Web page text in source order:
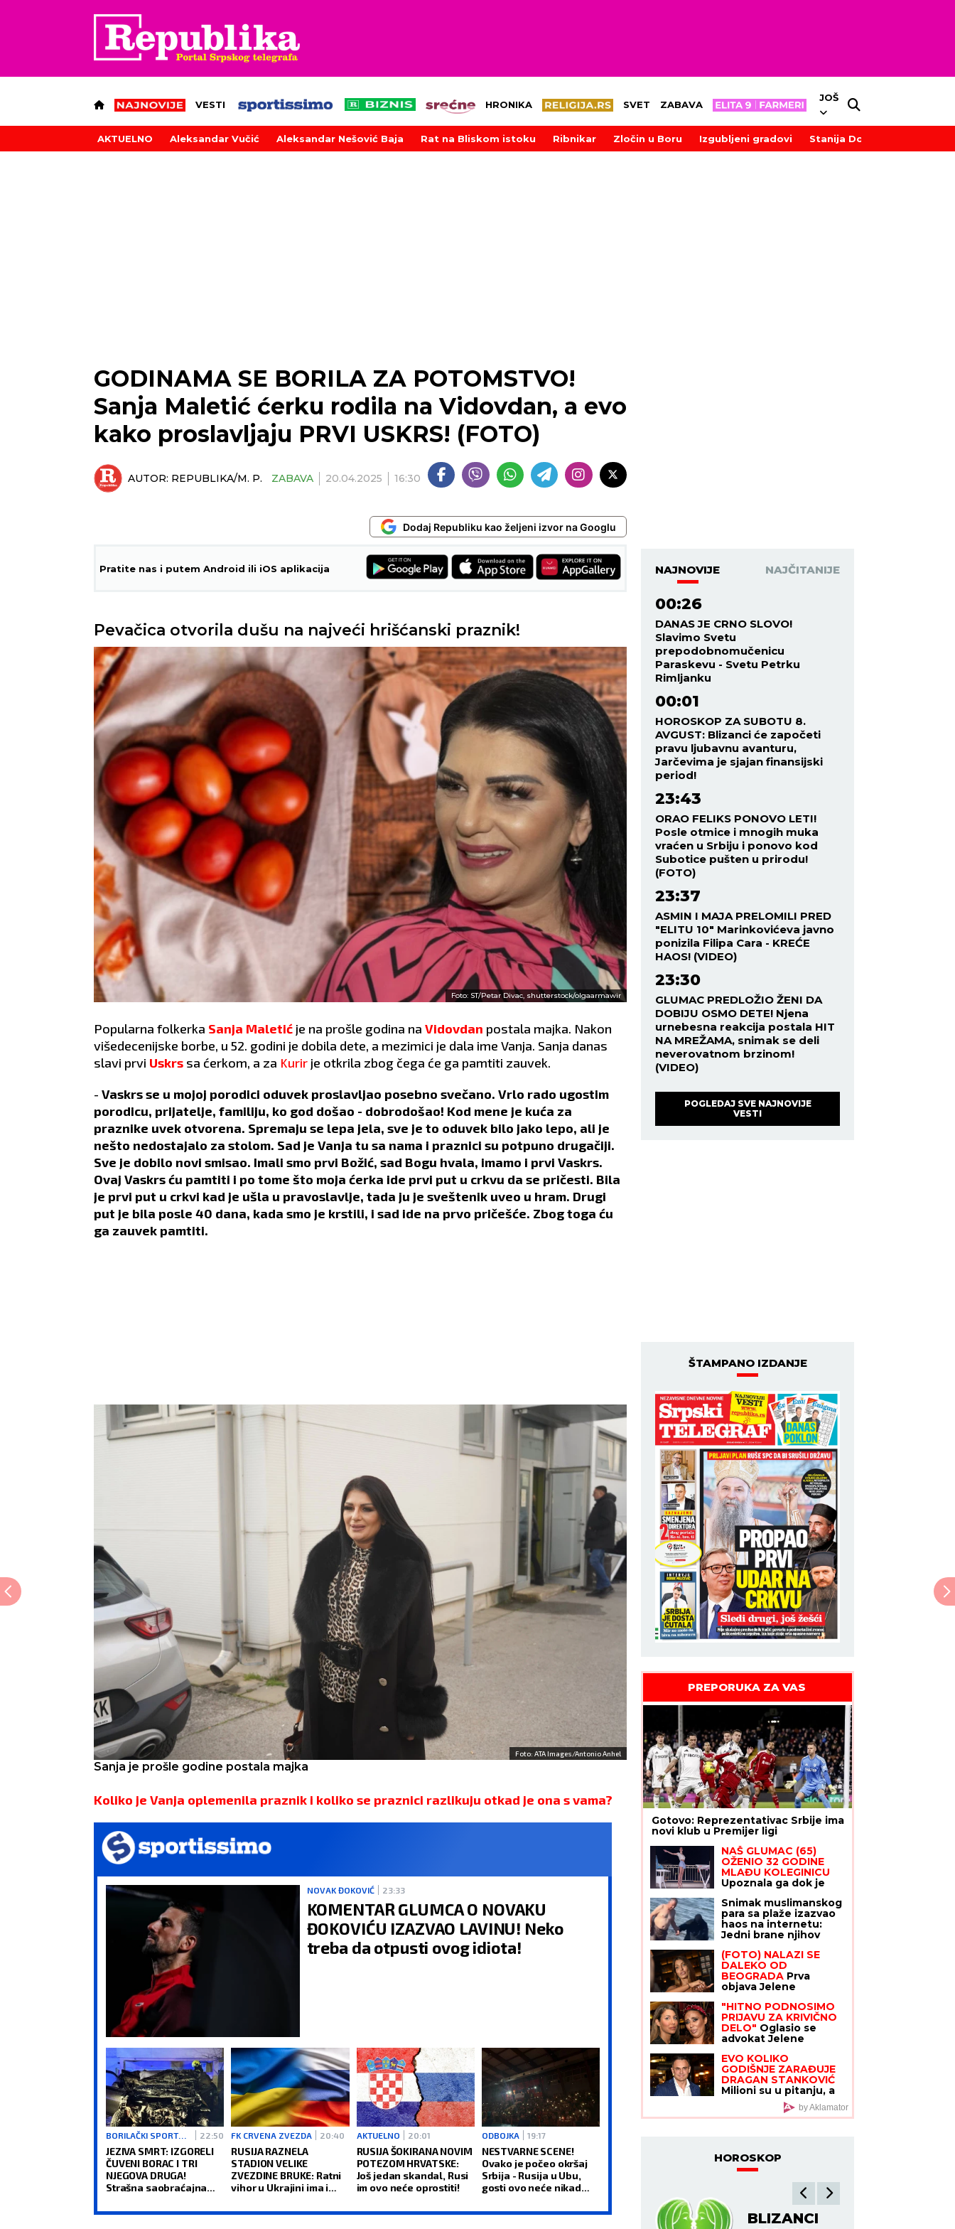
VESTI HRONIKA SVET ZABAVA
JOŠ
AKTUELNO Aleksandar Vučić Aleksandar Nešović Baja Rat na Bliskom istoku Ribnikar Zločin u Boru Izgubljeni gradovi Stanija Dobrojević
GODINAMA SE BORILA ZA POTOMSTVO!
Sanja Maletić ćerku rodila na Vidovdan, a evo
kako proslavljaju PRVI USKRS! (FOTO)
AUTOR: REPUBLIKA/M. P. ZABAVA 20.04.2025 16:30
Dodaj Republiku kao željeni izvor na Googlu
Pratite nas i putem Android ili iOS aplikacija
Pevačica otvorila dušu na najveći hrišćanski praznik!
Foto: ST/Petar Divac, shutterstock/olgaarmawir
Popularna folkerka Sanja Maletić je na prošle godina na Vidovdan postala majka. Nakon
višedecenijske borbe, u 52. godini je dobila dete, a mezimici je dala ime Vanja. Sanja danas
slavi prvi Uskrs sa ćerkom, a za Kurir je otkrila zbog čega će ga pamtiti zauvek.
- Vaskrs se u mojoj porodici oduvek proslavljao posebno svečano. Vrlo rado ugostim
porodicu, prijatelje, familiju, ko god došao - dobrodošao! Kod mene je kuća za
praznike uvek otvorena. Spremaju se lepa jela, sve je to oduvek bilo jako lepo, ali je
nešto nedostajalo za stolom. Sad je Vanja tu sa nama i praznici su potpuno drugačiji.
Sve je dobilo novi smisao. Imali smo prvi Božić, sad Bogu hvala, imamo i prvi Vaskrs.
Ovaj Vaskrs ću pamtiti i po tome što moja ćerka ide prvi put u crkvu da se pričesti. Bila
je prvi put u crkvi kad je ušla u pravoslavlje, tada ju je sveštenik uveo u hram. Drugi
put je bila posle 40 dana, kada smo je krstili, i sad ide na prvo pričešće. Zbog toga ću
ga zauvek pamtiti.
Foto: ATA Images/Antonio Anhel
Sanja je prošle godine postala majka
Koliko je Vanja oplemenila praznik i koliko se praznici razlikuju otkad je ona s vama?
NOVAK ĐOKOVIĆ 23:33
KOMENTAR GLUMCA O NOVAKU
ĐOKOVIĆU IZAZVAO LAVINU! Neko
treba da otpusti ovog idiota!
22:50
JEZIVA SMRT: IZGORELI
ČUVENI BORAC I TRI
NJEGOVA DRUGA!
Strašna saobraćajna
FK CRVENA ZVEZDA 20:40
RUSIJA RAZNELA
STADION VELIKE
ZVEZDINE BRUKE: Ratni
vihor u Ukrajini ima i
posledice (VIDEO)
AKTUELNO 20:01
RUSIJA ŠOKIRANA NOVIM
POTEZOM HRVATSKE:
Još jedan skandal, Rusi
im ovo neće oprostiti!
ODBOJKA 19:17
NESTVARNE SCENE!
Ovako je počeo okršaj
Srbija - Rusija u Ubu,
gosti ovo neće nikad
NAJNOVIJE NAJČITANIJE
00:26
DANAS JE CRNO SLOVO!
Slavimo Svetu
prepodobnomučenicu
Paraskevu - Svetu Petrku
Rimljanku
00:01
HOROSKOP ZA SUBOTU 8.
AVGUST: Blizanci će započeti
pravu ljubavnu avanturu,
Jarčevima je sjajan finansijski
period!
23:43
ORAO FELIKS PONOVO LETI!
Posle otmice i mnogih muka
vraćen u Srbiju i ponovo kod
Subotice pušten u prirodu!
(FOTO)
23:37
ASMIN I MAJA PRELOMILI PRED
"ELITU 10" Marinkovićeva javno
ponizila Filipa Cara - KREĆE
HAOS! (VIDEO)
23:30
GLUMAC PREDLOŽIO ŽENI DA
DOBIJU OSMO DETE! Njena
urnebesna reakcija postala HIT
NA MREŽAMA, snimak se deli
neverovatnom brzinom!
(VIDEO)
POGLEDAJ SVE NAJNOVIJE
VESTI
ŠTAMPANO IZDANJE
PREPORUKA ZA VAS
Gotovo: Reprezentativac Srbije ima
novi klub u Premijer ligi
NAŠ GLUMAC (65)
OŽENIO 32 GODINE
MLAĐU KOLEGINICU
Upoznala ga dok je
sada pokazala čime se
bavi pored glume
Snimak muslimanskog
para sa plaže izazvao
haos na internetu:
Jedni brane njihov
da veruju!
(FOTO) NALAZI SE
DALEKO OD
BEOGRADA Prva
objava Jelene
joj je Ana Nikolić
pretila zbog Raleta -
poslala joj jezive
poruke
"HITNO PODNOSIMO
PRIJAVU ZA KRIVIČNO
DELO" Oglasio se
advokat Jelene
jezivih pretnji koje je
dobila od Ane Nikolić:
"To je sramno"
EVO KOLIKO
GODIŠNJE ZARAĐUJE
DRAGAN STANKOVIĆ
Milioni su u pitanju, a
Jovana Jeremić tvrdi:
"U dugovima je"by Aklamator
HOROSKOP
RIBE OVAN BIK BLIZANCI